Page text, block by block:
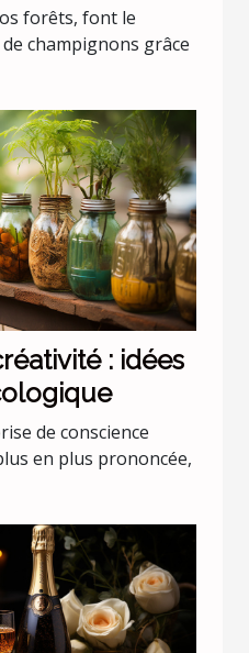
forêts, font le
champignons grâce
: idées
de conscience
en plus prononcée,